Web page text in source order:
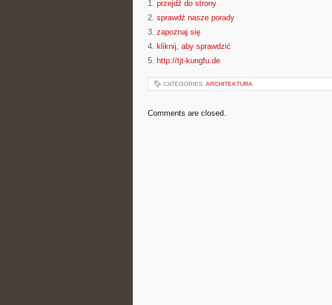
1. przejdź do strony
2. sprawdź nasze porady
3. zapoznaj się
4. kliknij, aby sprawdzić
5. http://tjt-kungfu.de
CATEGORIES: ARCHITEKTURA
Comments are closed.